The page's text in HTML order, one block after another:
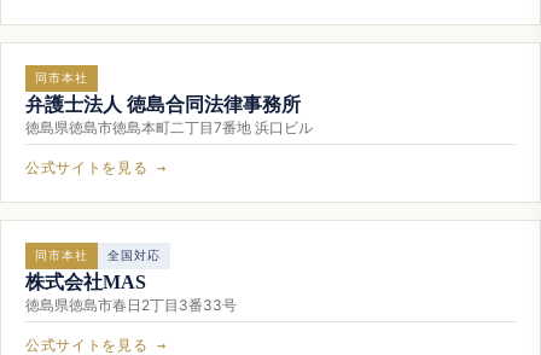
同市本社
弁護士法人 徳島合同法律事務所
徳島県徳島市徳島本町二丁目7番地 浜口ビル
公式サイトを見る →
同市本社 全国対応
株式会社MAS
徳島県徳島市春日2丁目3番33号
公式サイトを見る →